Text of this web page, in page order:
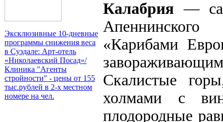
Эксклюзивные 10-дневные
программы снижения веса
в Суздале: Арт-отель
«Николаевский Посад»/
Клиника "Агенты
стройности" - цены от 155
тыс.рублей в 2-х местном
номере на чел.
Калабрия —
«Карибами
Скалистые
холмами с
плодородные